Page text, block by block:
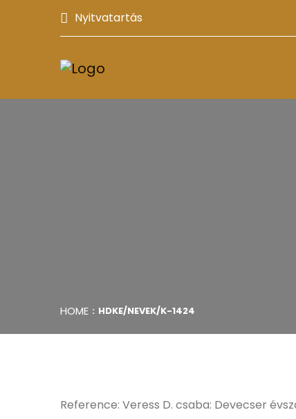
Nyitvatartás
HOME HDKE/NEVEK/K-1424
Reference: Veress D. csaba: Devecser